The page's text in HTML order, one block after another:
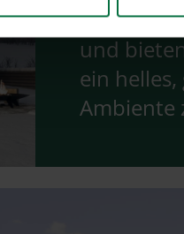
und
ein
Ambiente